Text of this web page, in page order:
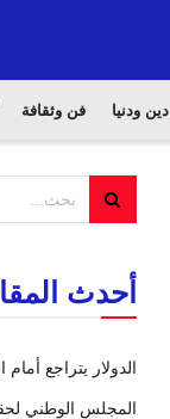
دين ودنيا فن وثقافة
أحدث
الدولار يتراجع أمام الدرهم
المجلس الوطني